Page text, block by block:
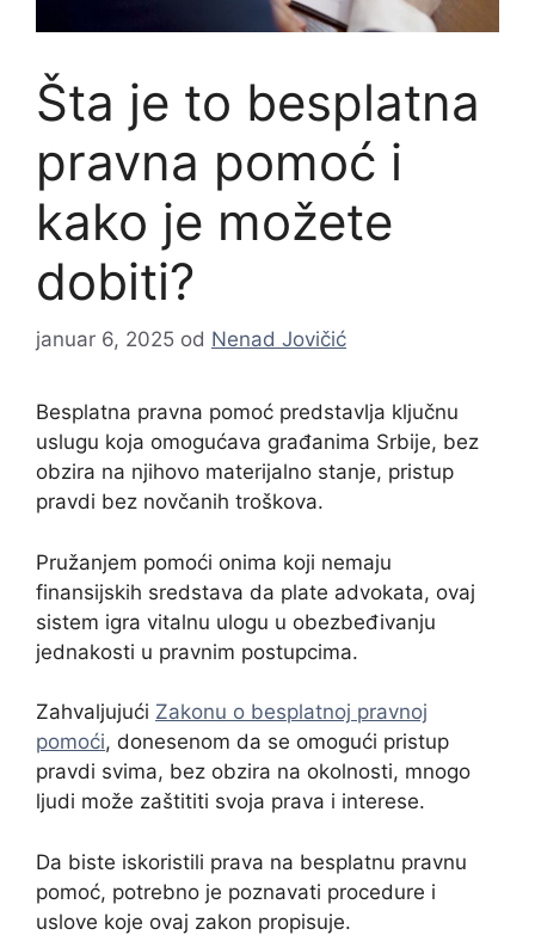
Šta je to besplatna
pravna pomoć i
kako je možete
dobiti?
januar 6, 2025 od Nenad Jovičić
Besplatna pravna pomoć predstavlja ključnu
uslugu koja omogućava građanima Srbije, bez
obzira na njihovo materijalno stanje, pristup
pravdi bez novčanih troškova.
Pružanjem pomoći onima koji nemaju
finansijskih sredstava da plate advokata, ovaj
sistem igra vitalnu ulogu u obezbeđivanju
jednakosti u pravnim postupcima.
Zahvaljujući Zakonu o besplatnoj pravnoj
pomoći, donesenom da se omogući pristup
pravdi svima, bez obzira na okolnosti, mnogo
ljudi može zaštititi svoja prava i interese.
Da biste iskoristili prava na besplatnu pravnu
pomoć, potrebno je poznavati procedure i
uslove koje ovaj zakon propisuje.